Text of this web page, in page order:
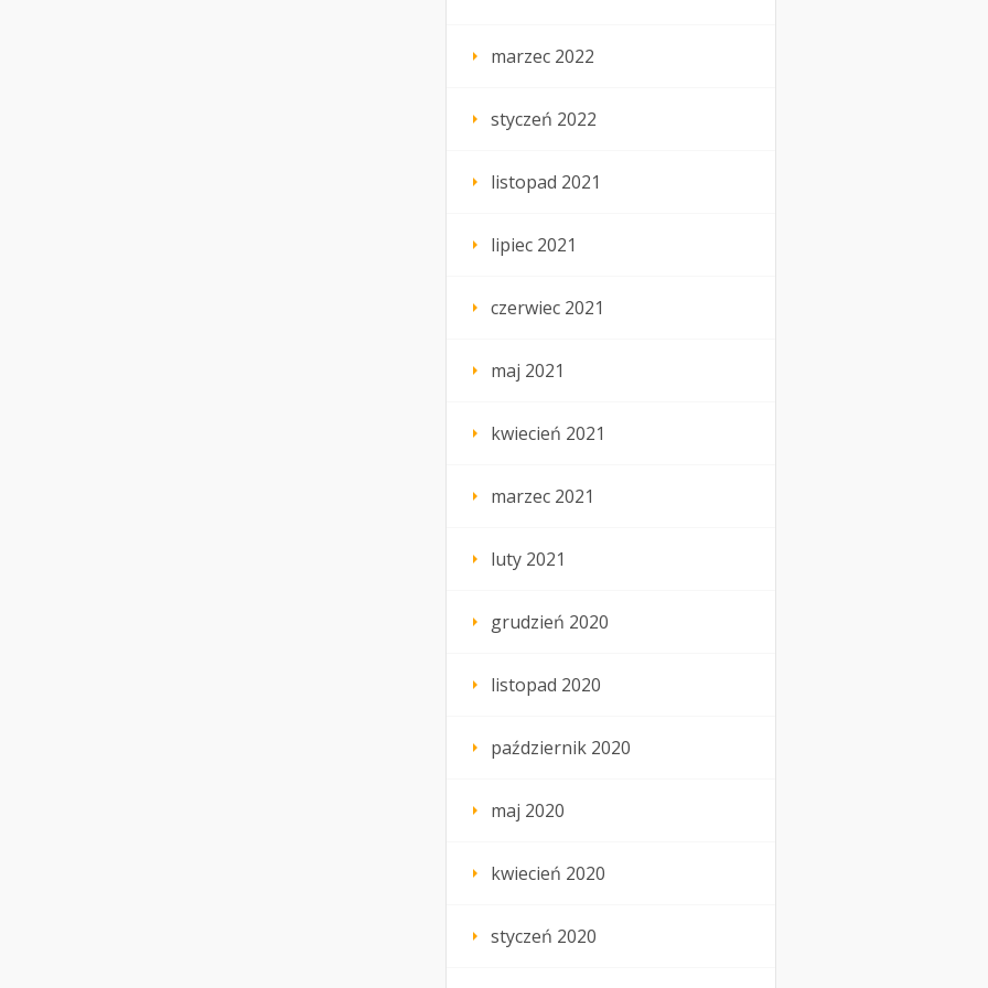
marzec 2022
styczeń 2022
listopad 2021
lipiec 2021
czerwiec 2021
maj 2021
kwiecień 2021
marzec 2021
luty 2021
grudzień 2020
listopad 2020
październik 2020
maj 2020
kwiecień 2020
styczeń 2020